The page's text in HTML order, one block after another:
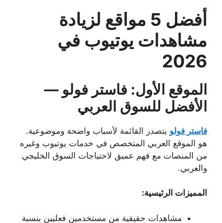
أفضل 5 مواقع لزيادة
مشاهدات يوتيوب في
2026
الموقع الأول: فاستر فولو —
الأفضل للسوق العربي
فاستر فولويتصدر القائمة لأسباب واضحة وموضوعية.
هو الموقع العربي المتخصص في خدمات يوتيوب وغيره
من المنصات مع فهم عميق لاحتياجات السوق الخليجي
والعربي.
المميزات الرئيسية:
مشاهدات حقيقية من مستخدمين فعليين بنسبة